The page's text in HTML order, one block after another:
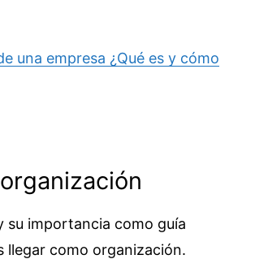
una empresa ¿Qué es y cómo
su importancia como guía
llegar como organización.